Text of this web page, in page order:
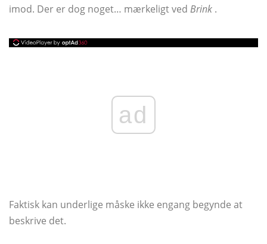
imod. Der er dog noget… mærkeligt ved Brink .
ad
Faktisk kan underlige måske ikke engang begynde at
beskrive det.